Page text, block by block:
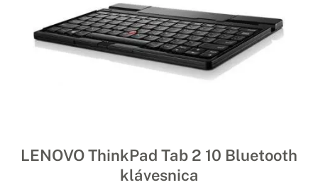
LENOVO ThinkPad Tab 2 10 Bluetooth
klávesnica